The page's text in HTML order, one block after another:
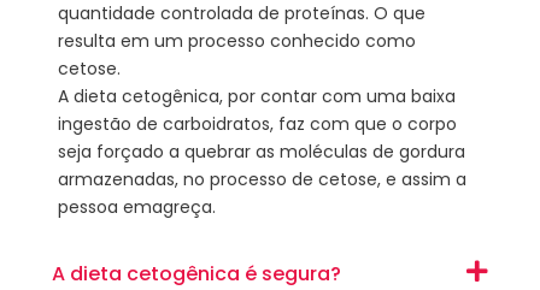
quantidade controlada de proteínas. O que
resulta em um processo conhecido como
cetose.
A dieta cetogênica, por contar com uma baixa
ingestão de carboidratos, faz com que o corpo
seja forçado a quebrar as moléculas de gordura
armazenadas, no processo de cetose, e assim a
pessoa emagreça.
A dieta cetogênica é segura?